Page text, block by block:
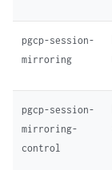
pgcp-session-
mirroring
pgcp-session-
mirroring-
control